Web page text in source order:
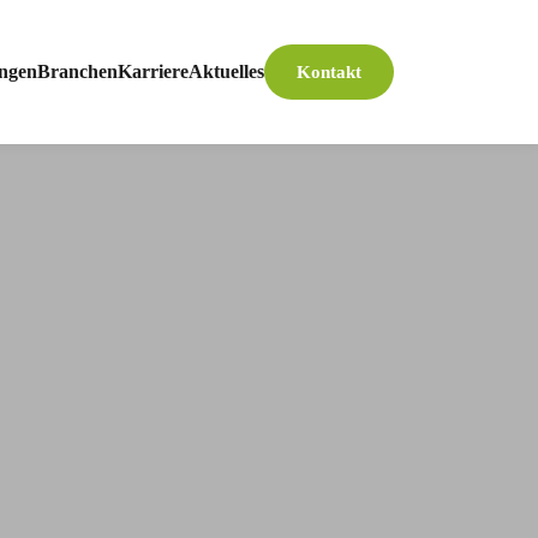
BranchenKarriereAktuelles Kontakt